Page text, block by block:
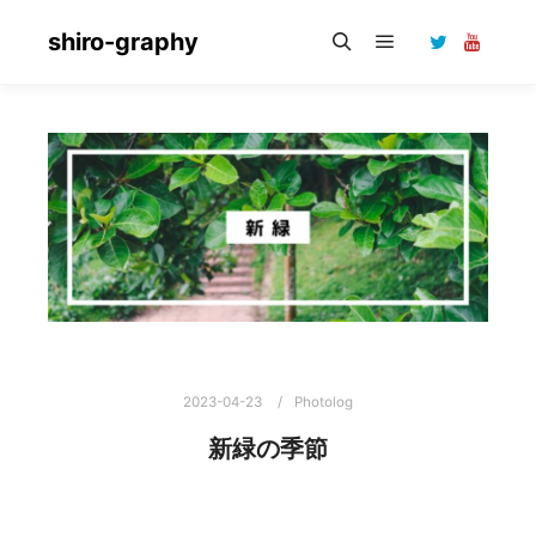
shiro-graphy
2023-04-23 Photolog
新緑の季節